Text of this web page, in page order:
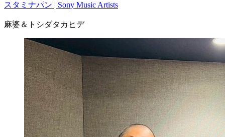
スタミナパン | Sony Music Artists
麻婆＆トシダタカヒデ